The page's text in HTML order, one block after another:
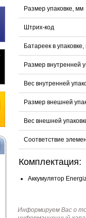
Размер упаковке, мм
Штрих-код
Батареек в
Размер внутренней
Вес внутренней
Размер внешней
Вес внешней
Соответствие
Комплектация:
Аккумулятор
Информируем Вас о